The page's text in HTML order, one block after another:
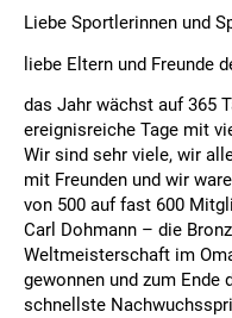
Liebe Sportlerinnen und
liebe Eltern und Freunde
das Jahr wächst auf 365
ereignisreiche Tage mit
Wir sind sehr viele, wir
mit Freunden und wir
von 500 auf fast 600
Carl Dohmann – die
Weltmeisterschaft im
gewonnen und zum Ende
schnellste